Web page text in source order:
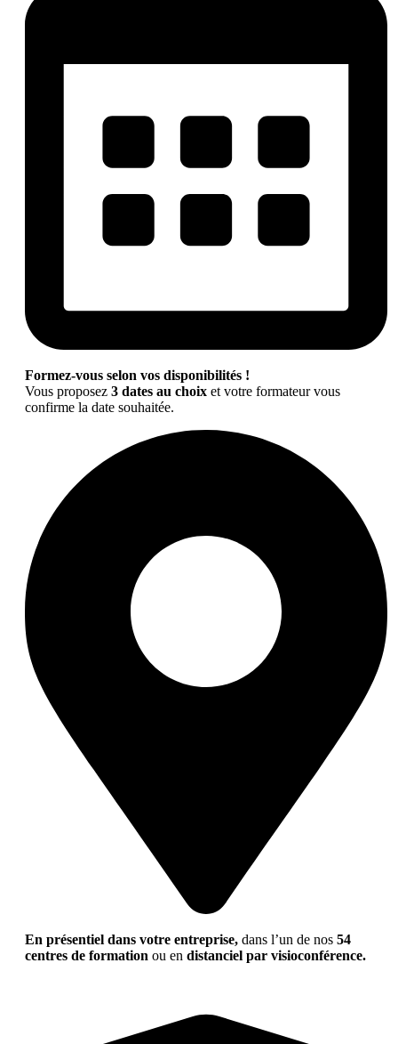
Formez-vous selon vos disponibilités !
Vous proposez 3 dates au choix et votre formateur vous
confirme la date souhaitée.
En présentiel dans votre entreprise, dans l’un de nos 54
centres de formation ou en distanciel par visioconférence.